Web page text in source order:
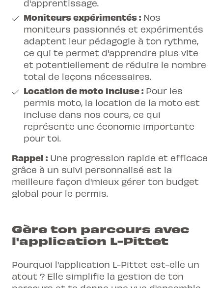
d'apprentissage.
Moniteurs expérimentés : Nos
moniteurs passionnés et expérimentés
adaptent leur pédagogie à ton rythme,
ce qui te permet d'apprendre plus vite
et potentiellement de réduire le nombre
total de leçons nécessaires.
Location de moto incluse : Pour les
permis moto, la location de la moto est
incluse dans nos cours, ce qui
représente une économie importante
pour toi.
Rappel : Une progression rapide et efficace
grâce à un suivi personnalisé est la
meilleure façon d'mieux gérer ton budget
global pour le permis.
Gère ton parcours avec
l'application L-Pittet
Pourquoi l'application L-Pittet est-elle un
atout ? Elle simplifie la gestion de ton